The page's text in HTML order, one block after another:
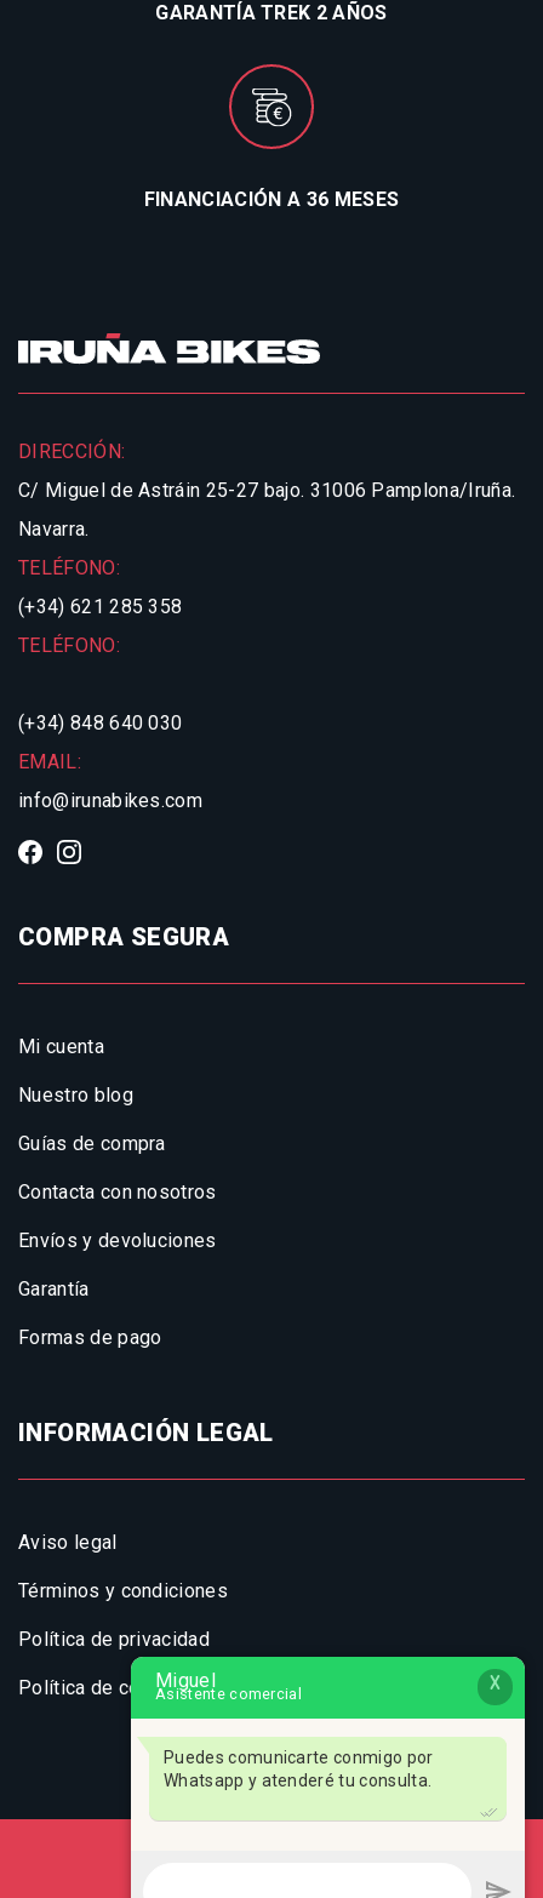
GARANTÍA TREK 2 AÑOS
FINANCIACIÓN A 36 MESES
DIRECCIÓN:
C/ Miguel de Astráin 25-27 bajo. 31006 Pamplona/Iruña.
Navarra.
TELÉFONO:
(+34) 621 285 358
TELÉFONO:
(+34) 848 640 030
EMAIL:
info@irunabikes.com
COMPRA SEGURA
Mi cuenta
Nuestro blog
Guías de compra
Contacta con nosotros
Envíos y devoluciones
Garantía
Formas de pago
INFORMACIÓN LEGAL
Aviso legal
Términos y condiciones
Política de privacidad
Política de cookies
Miguel
Asistente comercial
X
Puedes comunicarte conmigo por
Whatsapp y atenderé tu consulta.